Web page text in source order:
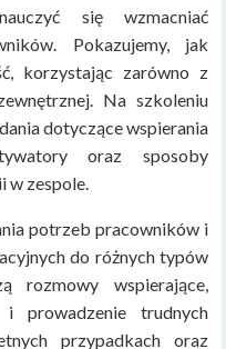
się wzmacniać
Pokazujemy, jak
korzystając zarówno z
Na szkoleniu
dotyczące wspierania
oraz sposoby
w zespole.
potrzeb pracowników i
do różnych typów
rozmowy wspierające,
prowadzenie trudnych
przypadkach oraz